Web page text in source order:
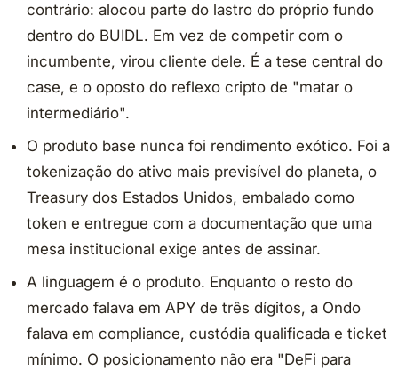
contrário: alocou parte do lastro do próprio fundo
dentro do BUIDL. Em vez de competir com o
incumbente, virou cliente dele. É a tese central do
case, e o oposto do reflexo cripto de "matar o
intermediário".
O produto base nunca foi rendimento exótico. Foi a
tokenização do ativo mais previsível do planeta, o
Treasury dos Estados Unidos, embalado como
token e entregue com a documentação que uma
mesa institucional exige antes de assinar.
A linguagem é o produto. Enquanto o resto do
mercado falava em APY de três dígitos, a Ondo
falava em compliance, custódia qualificada e ticket
mínimo. O posicionamento não era "DeFi para